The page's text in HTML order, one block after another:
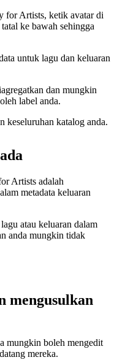
for Artists, ketik avatar di
ke bawah sehingga
untuk lagu dan keluaran
dan mungkin
label anda.
keseluruhan katalog anda.
Artists adalah
metadata keluaran
atau keluaran dalam
anda mungkin tidak
mengusulkan
mungkin boleh mengedit
mereka.